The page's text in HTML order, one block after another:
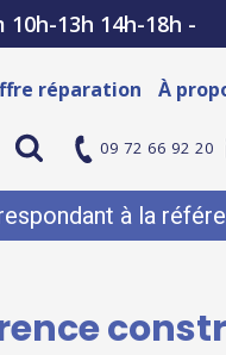
13h 14h-18h -
réparation À
09 72 66 92 20
à la